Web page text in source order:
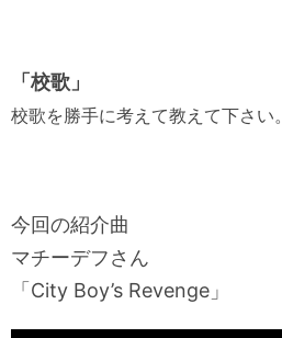
「校歌」
校歌を勝手に考えて教えて下さい。
今回の紹介曲
マチーデフさん
「City Boy’s Revenge」